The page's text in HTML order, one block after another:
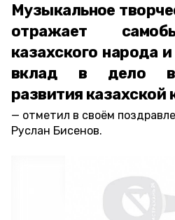
Музыкальное
отражает
казахского народа
вклад в дело
развития казахской
отметил в своём
Руслан Бисенов.